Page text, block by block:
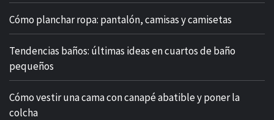
Cómo planchar ropa: pantalón, camisas y camisetas
Tendencias baños: últimas ideas en cuartos de baño
pequeños
Cómo vestir una cama con canapé abatible y poner la
colcha